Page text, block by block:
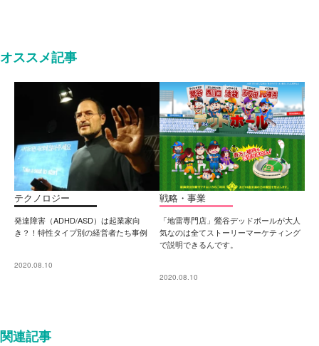
オススメ記事
テクノロジー
発達障害（ADHD/ASD）は起業家向
き？！特性タイプ別の経営者たち事例
2020.08.10
戦略・事業
「地雷専門店」鶯谷デッドボールが大人
気なのは全てストーリーマーケティング
で説明できるんです。
2020.08.10
関連記事